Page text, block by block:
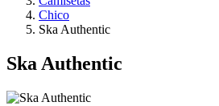
Chico
Ska Authentic
Ska Authentic